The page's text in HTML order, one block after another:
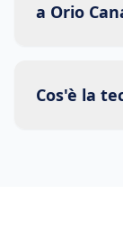
a Orio
Cos'è la